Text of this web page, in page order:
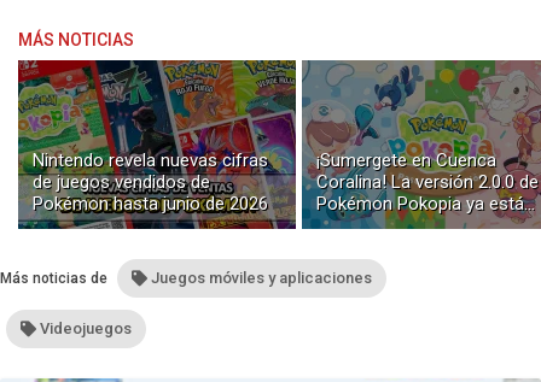
MÁS NOTICIAS
Nintendo revela nuevas cifras
de juegos vendidos de
Pokémon hasta junio de 2026
¡Sumergete en Cuenca
Coralina! La versión 2.0.0 de
Pokémon Pokopia ya está
disponible con buceo y
Más noticias de Juegos móviles y aplicaciones
Videojuegos